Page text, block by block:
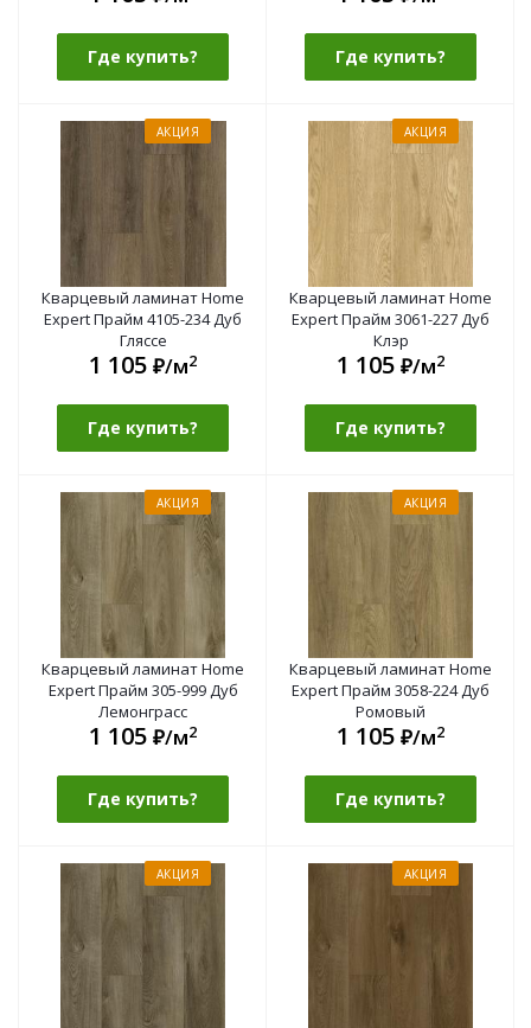
Где купить? Где купить?
АКЦИЯ
Кварцевый ламинат Home
Expert Прайм 4105-234 Дуб
Гляссе
1 105 ₽/м2
Где купить?
АКЦИЯ
Кварцевый ламинат Home
Expert Прайм 3061-227 Дуб
Клэр
1 105 ₽/м2
Где купить?
АКЦИЯ
Кварцевый ламинат Home
Expert Прайм 305-999 Дуб
Лемонграсс
1 105 ₽/м2
Где купить?
АКЦИЯ
Кварцевый ламинат Home
Expert Прайм 3058-224 Дуб
Ромовый
1 105 ₽/м2
Где купить?
АКЦИЯ АКЦИЯ